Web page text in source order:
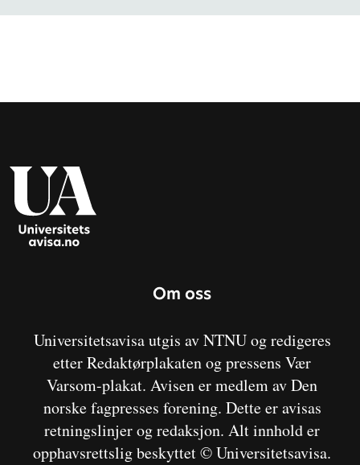
Om oss
Universitetsavisa utgis av NTNU og redigeres
etter Redaktørplakaten og pressens Vær
Varsom-plakat. Avisen er medlem av Den
norske fagpresses forening. Dette er avisas
retningslinjer og redaksjon. Alt innhold er
opphavsrettslig beskyttet © Universitetsavisa.